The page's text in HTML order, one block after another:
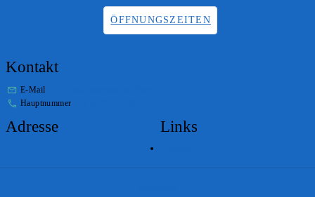
ÖFFNUNGSZEITEN
Kontakt
E-Mail
Hauptnummer
Adresse Links